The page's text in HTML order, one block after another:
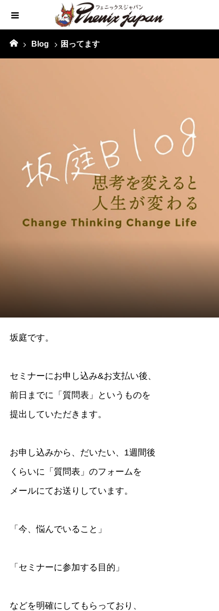
Blog 困ってます
坂庭です。
セミナーにお申し込み&お支払い後、
前日までに「質問表」というものを
提出していただきます。
お申し込みから、だいたい、1週間後
くらいに「質問表」のフォームを
メールにてお送りしています。
「今、悩んでいること」
「セミナーに参加する目的」
などを明確にしてもらっており、